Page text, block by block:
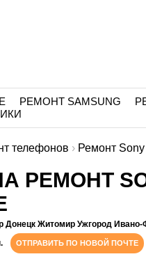
РЕМОНТ SAMSUNG
телефонов › Ремонт Sony
РЕМОНТ
Донецк Житомир Ужгород
ОТПРАВИТЬ ПО НОВОЙ ПОЧТЕ